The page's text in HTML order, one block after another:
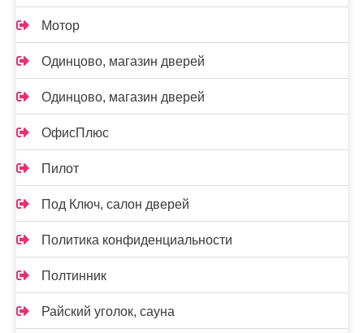
Мотор
Одинцово, магазин дверей
Одинцово, магазин дверей
ОфисПлюс
Пилот
Под Ключ, салон дверей
Политика конфиденциальности
Полтинник
Райский уголок, сауна